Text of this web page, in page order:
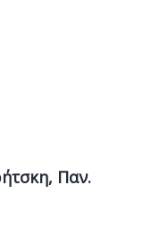
Παν.